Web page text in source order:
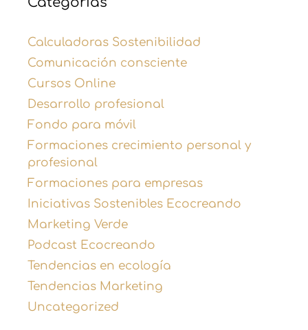
Calculadoras Sostenibilidad
Comunicación consciente
Cursos Online
Desarrollo profesional
Fondo para móvil
Formaciones crecimiento personal y
profesional
Formaciones para empresas
Iniciativas Sostenibles Ecocreando
Marketing Verde
Podcast Ecocreando
Tendencias en ecología
Tendencias Marketing
Uncategorized